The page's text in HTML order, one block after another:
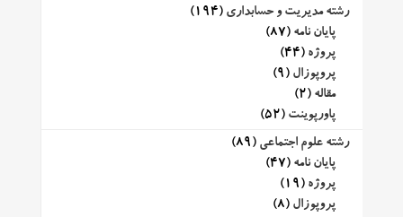
رشته مدیریت و حسابداری (194)
پایان نامه (87)
پروژه (44)
پروپوزال (9)
مقاله (2)
پاورپوینت (52)
رشته علوم اجتماعی (89)
پایان نامه (47)
پروژه (19)
پروپوزال (8)